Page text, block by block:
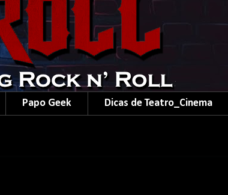
Papo Geek Dicas de Teatro_Cinema